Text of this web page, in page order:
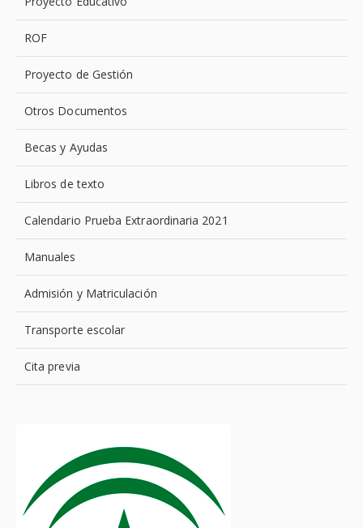
ROF
Proyecto de Gestión
Otros Documentos
Becas y Ayudas
Libros de texto
Calendario Prueba Extraordinaria 2021
Manuales
Admisión y Matriculación
Transporte escolar
Cita previa